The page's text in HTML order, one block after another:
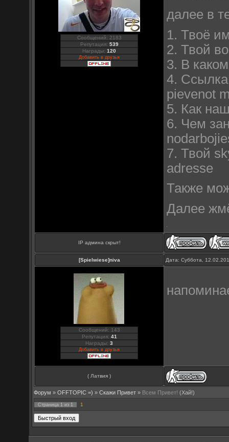
Сообщений: 2183
Репутация: 539
Награды:120
Добавить в друзья
далее в
1. Твоё
2. Твой
3. В
4.
pievenot
5. Как
6. Чем
7. Твой
adresse
Также
Далее
IP админа скрыт!
[Spielwiese]niva Дата: Суббота,
Сообщений: 143
Репутация: 41
Награды:3
Добавить в друзья
( Латвия )
Форум » OFFTOPIC =) » Скажи Привет » Всем Привет! (Хай!)
Страница 1 из 1 1